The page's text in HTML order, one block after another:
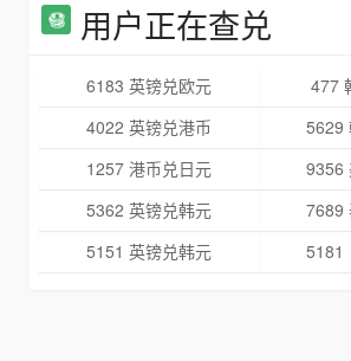
用户正在查兑
6183 英镑兑欧元 477
4022 英镑兑港币
5629
1257 港币兑日元
9356
5362 英镑兑韩元
7689
5151 英镑兑韩元
5181